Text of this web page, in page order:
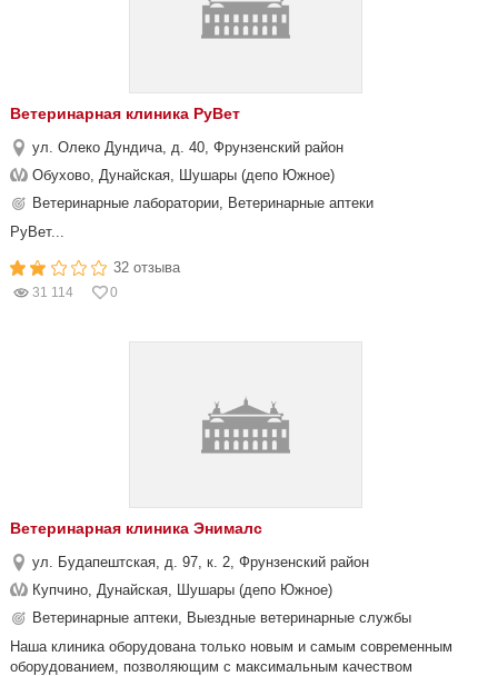
Ветеринарная клиника РуВет
ул. Олеко Дундича, д. 40, Фрунзенский район
Обухово, Дунайская, Шушары (депо Южное)
Ветеринарные лаборатории, Ветеринарные аптеки
РуВет...
32 отзыва
31 114 0
Ветеринарная клиника Энималс
ул. Будапештская, д. 97, к. 2, Фрунзенский район
Купчино, Дунайская, Шушары (депо Южное)
Ветеринарные аптеки, Выездные ветеринарные службы
Наша клиника оборудована только новым и самым современным
оборудованием, позволяющим с максимальным качеством